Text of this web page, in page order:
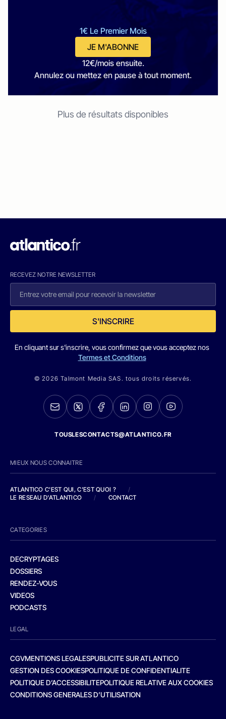
1€ Le Premier Mois
JE M'ABONNE
12€/mois ensuite.
Annulez ou mettez en pause à tout moment.
Plus de résultats disponibles
RECEVEZ NOTRE NEWSLETTER
S'INSCRIRE
En cliquant sur s'inscrire, vous confirmez que vous acceptez nos
Termes et Conditions
© 2026 Talmont Media SAS. tous droits réservés.
TOUSLESCONTACTS@ATLANTICO.FR
MIEUX NOUS CONNAITRE
ATLANTICO C'EST QUI, C'EST QUOI ?
/
LE RESEAU D'ATLANTICO
/ CONTACT
CATEGORIES
DECRYPTAGES
DOSSIERS
RENDEZ-VOUS
VIDEOS
PODCASTS
LEGAL
CGVMENTIONS LEGALESPUBLICITE SUR ATLANTICO
GESTION DES COOKIESPOLITIQUE DE CONFIDENTIALITE
POLITIQUE D’ACCESSIBILITEPOLITIQUE RELATIVE AUX COOKIES
CONDITIONS GENERALES D’UTILISATION